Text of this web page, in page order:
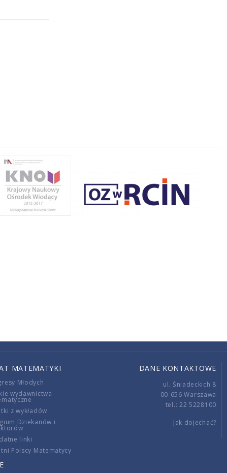
MATEMATYKI
Młodych
wydawnictwa
z wykładów
Dziekanów i
linki
Polscy Matematycy
DANE KONTAKTOWE
ul. Śniadeckich 8
00-656 Warszawa
tel.: 22 5228100
Jak dojechać?